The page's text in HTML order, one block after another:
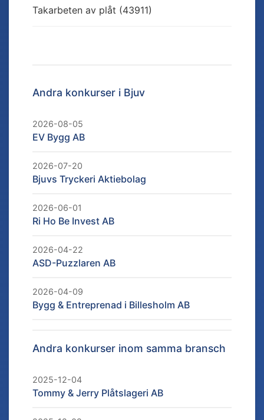
Takarbeten av plåt (43911)
Andra konkurser i Bjuv
2026-08-05
EV Bygg AB
2026-07-20
Bjuvs Tryckeri Aktiebolag
2026-06-01
Ri Ho Be Invest AB
2026-04-22
ASD-Puzzlaren AB
2026-04-09
Bygg & Entreprenad i Billesholm AB
Andra konkurser inom samma bransch
2025-12-04
Tommy & Jerry Plåtslageri AB